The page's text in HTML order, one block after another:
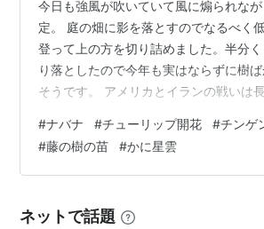
今日も強風が吹いていて風に煽られな
定。 庭の畑に影を落とすのでなるべく
登って上の方を切り詰めました。半分
り落としたので今年も実はならずに樹
そうです。 アメリカとイランの戦いは
足にならないか懸念されていますね。
はしれているので影響は少ないとしても
生産が減少するようになると食品の値
暮れから長い間収穫の続いたナバナは
#ナバナ #チューリップ開花 #チンゲ
#藤の樹の苗 #かに星雲
ネットで話題